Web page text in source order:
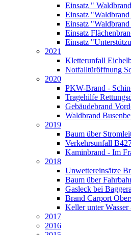
Einsatz "
Einsatz
Einsatz
Einsatz
Einsatz
2021
Kletterunfall
Notfalltüröffnung
2020
PKW-Brand -
Tragehilfe
Gebäudebrand
Waldbrand
2019
Baum über
Verkehrsunfall
Kaminbrand - Im
2018
Unwettereinsätze
Baum über
Gasleck bei
Brand Carport
Keller unter Wasser
2017
2016